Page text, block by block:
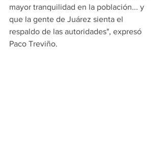
mayor tranquilidad en la población... y
que la gente de Juárez sienta el
respaldo de las autoridades", expresó
Paco Treviño.